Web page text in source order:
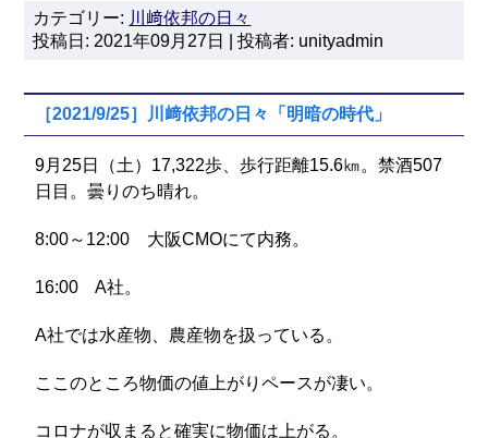
カテゴリー: 川﨑依邦の日々
投稿日: 2021年09月27日 | 投稿者: unityadmin
［2021/9/25］川﨑依邦の日々「明暗の時代」
9月25日（土）17,322歩、歩行距離15.6㎞。禁酒507
日目。曇りのち晴れ。
8:00～12:00 大阪CMOにて内務。
16:00 A社。
A社では水産物、農産物を扱っている。
ここのところ物価の値上がりペースが凄い。
コロナが収まると確実に物価は上がる。